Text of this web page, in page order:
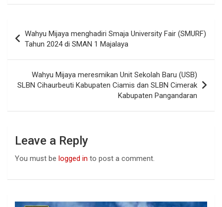
ce
b
o
o
k
at
s
A
p
p
ke
dI
n
navigation
Wahyu Mijaya menghadiri Smaja University Fair (SMURF)
Tahun 2024 di SMAN 1 Majalaya
Wahyu Mijaya meresmikan Unit Sekolah Baru (USB)
SLBN Cihaurbeuti Kabupaten Ciamis dan SLBN Cimerak
Kabupaten Pangandaran
Leave a Reply
You must be logged in to post a comment.